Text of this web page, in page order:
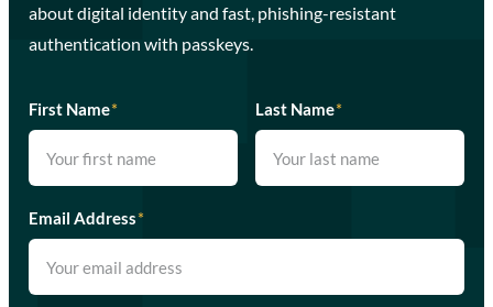
about digital identity and fast, phishing-resistant
authentication with passkeys.
First Name* Last Name*
Email Address*